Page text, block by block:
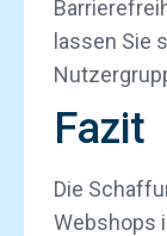
lassen Sie
Fazit
Die
Webshops